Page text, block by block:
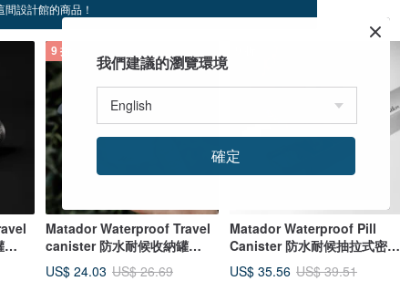
設計館的商品！
9 折
Matador Waterproof Travel
canister 防水耐候收納罐
100ml
US$ 24.03 US$ 26.69
Matador Waterproof Pill
Canister 防水耐候抽拉式密封
隨身藥盒
US$ 35.56 US$ 39.51
我們建議的瀏覽環境
確定